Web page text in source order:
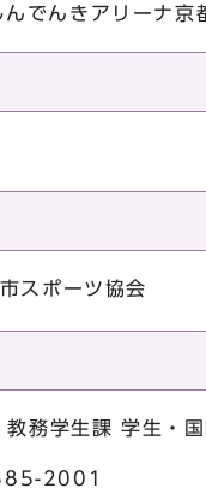
んでんきアリーナ
スポーツ協会
務学生課 学生・
2001